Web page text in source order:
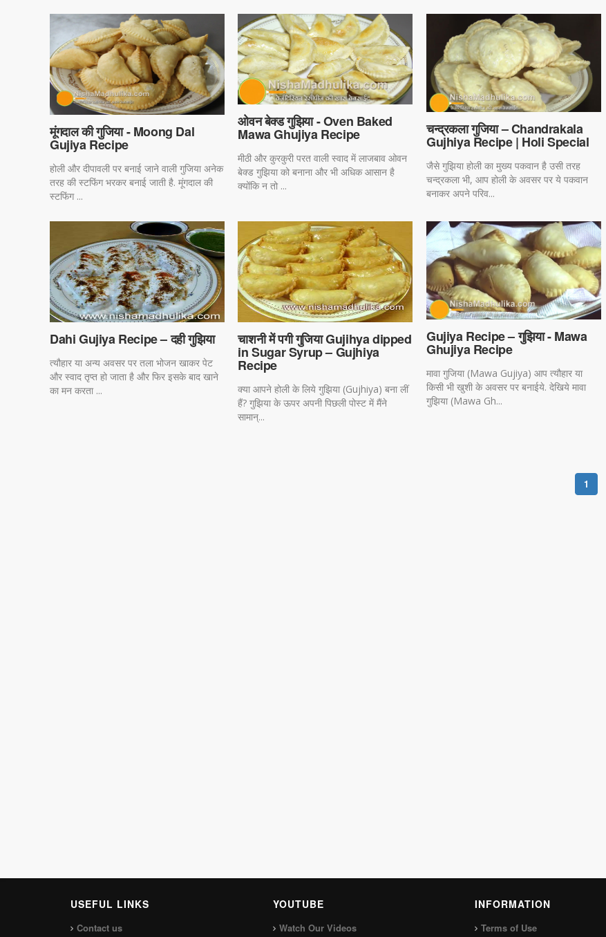
मूंगदाल की गुजिया - Moong Dal
Gujiya Recipe
होली और दीपावली पर बनाई जाने वाली गुजिया अनेक
तरह की स्टफिंग भरकर बनाई जाती है. मूंगदाल की
स्टफिंग ...
ओवन बेक्ड गुझिया - Oven Baked
Mawa Ghujiya Recipe
मीठी और कुरकुरी परत वाली स्वाद में लाजबाव ओवन
बेक्ड गुझिया को बनाना और भी अधिक आसान है
क्योंकि न तो ...
चन्द्रकला गुजिया – Chandrakala
Gujhiya Recipe | Holi Special
जैसे गुझिया होली का मुख्य पकवान है उसी तरह
चन्द्रकला भी, आप होली के अवसर पर ये पकवान
बनाकर अपने परिव...
Dahi Gujiya Recipe – दही गुझिया
त्यौहार या अन्य अवसर पर तला भोजन खाकर पेट
और स्वाद तृप्त हो जाता है और फिर इसके बाद खाने
का मन करता ...
चाशनी में पगी गुजिया Gujihya dipped
in Sugar Syrup – Gujhiya
Recipe
क्या आपने होली के लिये गुझिया (Gujhiya) बना लीं
हैं? गुझिया के ऊपर अपनी पिछली पोस्ट में मैंने
सामान्...
Gujiya Recipe – गुझिया - Mawa
Ghujiya Recipe
मावा गुजिया (Mawa Gujiya) आप त्यौहार या
किसी भी खुशी के अवसर पर बनाईये. देखिये मावा
गुझिया (Mawa Gh...
1
USEFUL LINKS
Contact us
YOUTUBE
Watch Our Videos
INFORMATION
Terms of Use